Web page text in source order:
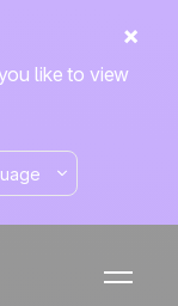
like to view